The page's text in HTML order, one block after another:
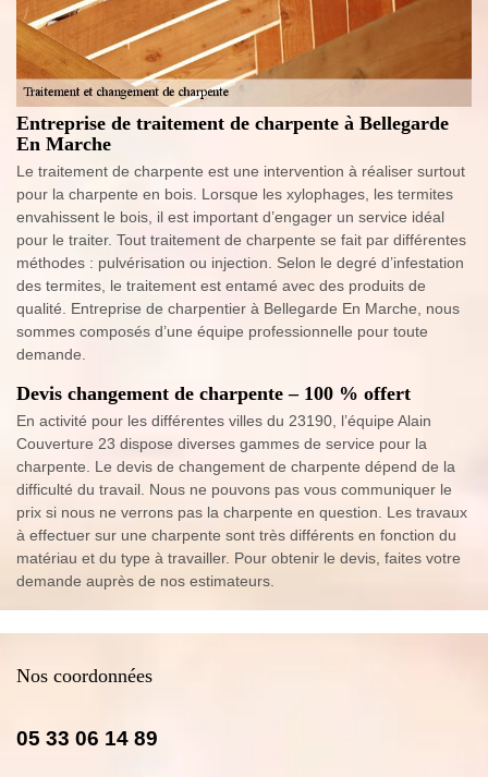
Entreprise de traitement de charpente à Bellegarde
En Marche
Le traitement de charpente est une intervention à réaliser surtout
pour la charpente en bois. Lorsque les xylophages, les termites
envahissent le bois, il est important d’engager un service idéal
pour le traiter. Tout traitement de charpente se fait par différentes
méthodes : pulvérisation ou injection. Selon le degré d’infestation
des termites, le traitement est entamé avec des produits de
qualité. Entreprise de charpentier à Bellegarde En Marche, nous
sommes composés d’une équipe professionnelle pour toute
demande.
Devis changement de charpente – 100 % offert
En activité pour les différentes villes du 23190, l’équipe Alain
Couverture 23 dispose diverses gammes de service pour la
charpente. Le devis de changement de charpente dépend de la
difficulté du travail. Nous ne pouvons pas vous communiquer le
prix si nous ne verrons pas la charpente en question. Les travaux
à effectuer sur une charpente sont très différents en fonction du
matériau et du type à travailler. Pour obtenir le devis, faites votre
demande auprès de nos estimateurs.
Nos coordonnées
05 33 06 14 89